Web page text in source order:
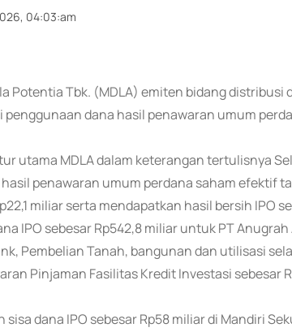
04:03:am
Potentia Tbk. (MDLA) emiten bidang
dana hasil penawaran umum
utama MDLA dalam keterangan tertulisnya
penawaran umum perdana saham efektif
miliar serta mendapatkan hasil bersih IPO
IPO sebesar Rp542,8 miliar untuk PT
Pembelian Tanah, bangunan dan utilisasi
Pinjaman Fasilitas Kredit Investasi sebesar
sisa dana IPO sebesar Rp58 miliar di Mandiri